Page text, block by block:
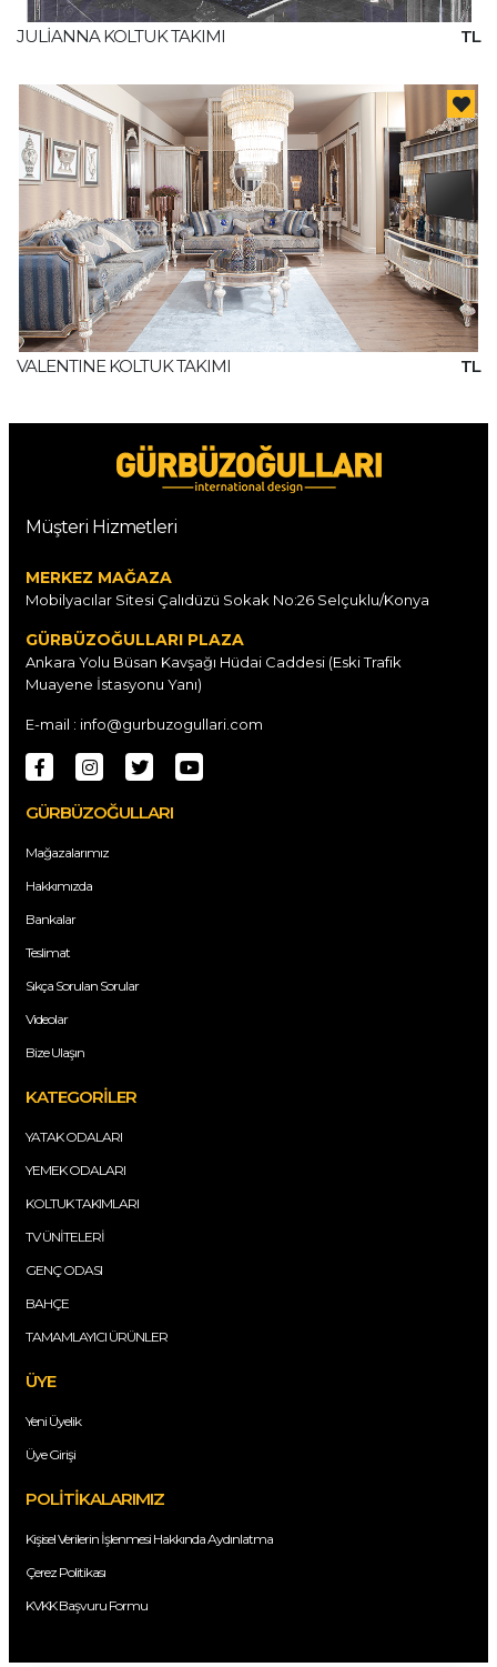
JULİANNA KOLTUK TAKIMI TL
VALENTINE KOLTUK TAKIMI TL
Müşteri Hizmetleri
MERKEZ MAĞAZA
Mobilyacılar Sitesi Çalıdüzü Sokak No:26 Selçuklu/Konya
GÜRBÜZOĞULLARI PLAZA
Ankara Yolu Büsan Kavşağı Hüdai Caddesi (Eski Trafik
Muayene İstasyonu Yanı)
E-mail : info@gurbuzogullari.com
GÜRBÜZOĞULLARI
Mağazalarımız
Hakkımızda
Bankalar
Teslimat
Sıkça Sorulan Sorular
Videolar
Bize Ulaşın
KATEGORİLER
YATAK ODALARI
YEMEK ODALARI
KOLTUK TAKIMLARI
TV ÜNİTELERİ
GENÇ ODASI
BAHÇE
TAMAMLAYICI ÜRÜNLER
ÜYE
Yeni Üyelik
Üye Girişi
POLİTİKALARIMIZ
Kişisel Verilerin İşlenmesi Hakkında Aydınlatma
Çerez Politikası
KVKK Başvuru Formu